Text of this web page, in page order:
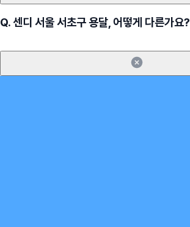
Q.센디 서울 서초구 용달, 어떻게 다른가요?